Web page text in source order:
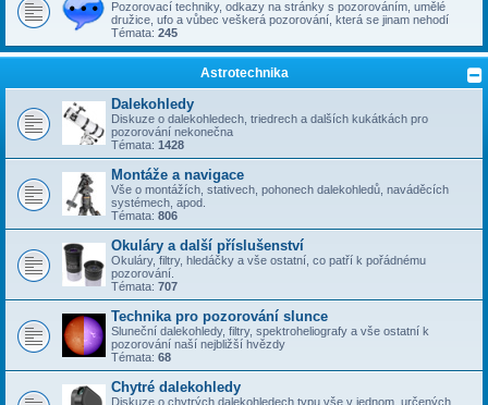
Pozorovací techniky, odkazy na stránky s pozorováním, umělé
družice, ufo a vůbec veškerá pozorování, která se jinam nehodí
Témata: 245
Astrotechnika
Dalekohledy
Diskuze o dalekohledech, triedrech a dalších kukátkách pro
pozorování nekonečna
Témata: 1428
Montáže a navigace
Vše o montážích, stativech, pohonech dalekohledů, naváděcích
systémech, apod.
Témata: 806
Okuláry a další příslušenství
Okuláry, filtry, hledáčky a vše ostatní, co patří k pořádnému
pozorování.
Témata: 707
Technika pro pozorování slunce
Sluneční dalekohledy, filtry, spektroheliografy a vše ostatní k
pozorování naší nejbližší hvězdy
Témata: 68
Chytré dalekohledy
Diskuze o chytrých dalekohledech typu vše v jednom, určených